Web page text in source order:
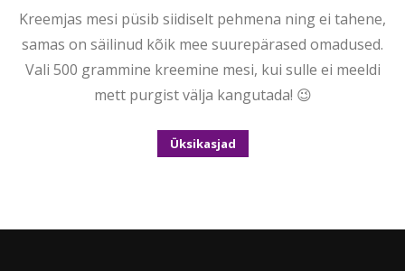
Kreemjas mesi püsib siidiselt pehmena ning ei tahene,
samas on säilinud kõik mee suurepärased omadused.
Vali 500 grammine kreemine mesi, kui sulle ei meeldi
mett purgist välja kangutada! 😉
Üksikasjad